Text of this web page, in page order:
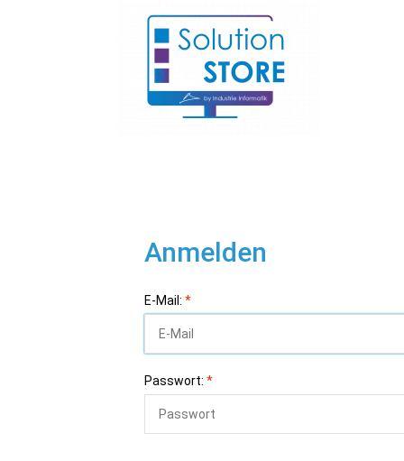
Anmelden
E-Mail: *
Passwort: *